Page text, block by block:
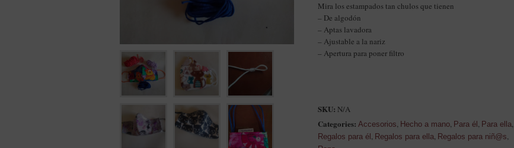
Mira los estampados tan chulos que tienen
– De algodón
– Aptas lavadora
– Ajustable a la nariz
– Apertura para poner filtro
SKU: N/A
Categories: Accesorios, Hecho a mano, Para él , Para ella,
Regalos para él , Regalos para ella, Regalos para niñ@s,